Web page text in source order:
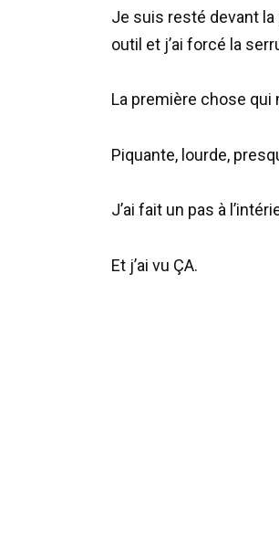
Je suis resté devant la
outil et j’ai forcé la
La première chose qui
Piquante, lourde,
J’ai fait un pas à
Et j’ai vu ÇA.